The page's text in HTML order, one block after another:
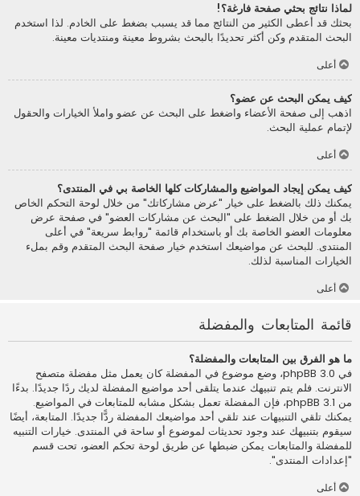
لماذا نتائج بحثي صفحة فارغة؟!
بحثك قد أعطى الكثير من النتائج مما قد يسبب بضغط على الخادم. لذا استخدم
البحث المتقدم وكن أكثر تحديدًا بالبحث بشروط معينة ومنتديات معينة.
أعلى
كيف يمكن البحث عن عضو؟
اذهب إلى صفحة الأعضاء واضغط على البحث عن عضو واملأ الخيارات والحقول
لإتمام عملية البحث.
أعلى
كيف يمكن إيجاد المواضيع والمشاركات كلها الخاصة بي في المنتدى؟
يمكنك ذلك بالضغط على خيار "عرض مشاركاتك" من خلال لوحة التحكم الخاص
بك أو من خلال الضغط على "البحث عن مشاركات العضو" في صفحة عرض
معلومات العضو الخاصة بك أو باستخدام قائمة "روابط سريعة" في أعلى
المنتدى. للبحث عن مواضيعك استخدم خيار صفحة البحث المتقدم وقم بملء
الخيارات المناسبة لذلك.
أعلى
قائمة المتابعات والمفضلة
ما هو الفرق بين المتابعات والمفضلة؟
في phpBB 3.0، وضع موضوع في المفضلة كان يعمل مثل مفضلة متصفح
الانترنت. فلم يتم تنبيهك عندما يتلقى أحد مواضيع المفضلة لديك ردًا جديدًا. بدءًا
من phpBB 3.1، فإن المفضلة تعمل بشكل مشابه للمتابعات في المواضيع.
يمكنك تلقي التنبيهات عند تلقي أحد مواضيعك المفضلة ردًّا جديدًا. المتابعة، أيضًا
سيقوم بتنبيهك عند وجود تحديثات لموضوع أو ساحة في المنتدى. خيارات التنبيه
للمفضلة والمتابعات يمكن ضبطها عن طريق لوحة تحكم العضو، تحت قسم
"إعدادات المنتدى".
أعلى